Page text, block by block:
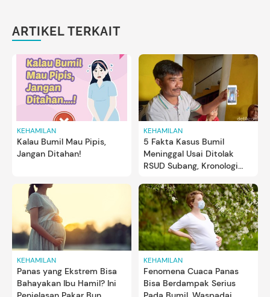
ARTIKEL TERKAIT
KEHAMILAN
Kalau Bumil Mau Pipis,
Jangan Ditahan!
KEHAMILAN
5 Fakta Kasus Bumil
Meninggal Usai Ditolak
RSUD Subang, Kronologi
Kemenkes
KEHAMILAN
Panas yang Ekstrem Bisa
Bahayakan Ibu Hamil? Ini
KEHAMILAN
Fenomena Cuaca Panas
Bisa Berdampak Serius